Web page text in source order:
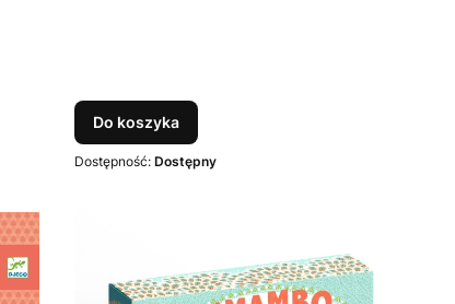
Do koszyka
Dostępność: Dostępny